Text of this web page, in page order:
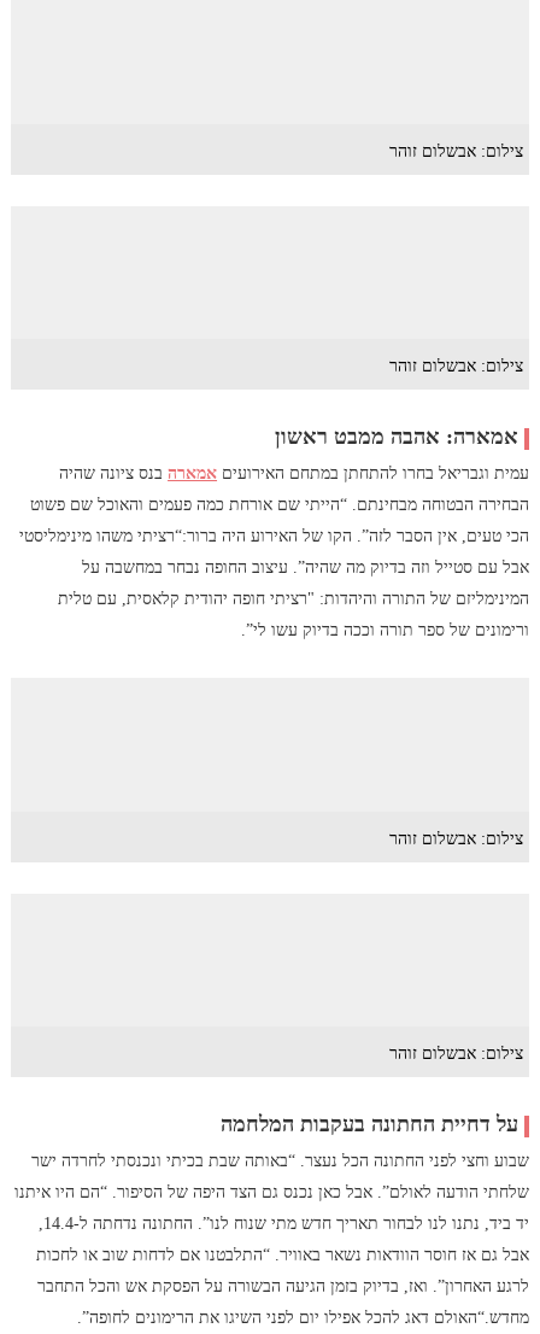
צילום: אבשלום זוהר
צילום: אבשלום זוהר
אמארה: אהבה ממבט ראשון
עמית וגבריאל בחרו להתחתן במתחם האירועים אמארהבנס ציונה שהיה
הבחירה הבטוחה מבחינתם. “הייתי שם אורחת כמה פעמים והאוכל שם פשוט
הכי טעים, אין הסבר לזה”. הקו של האירוע היה ברור:“רציתי משהו מינימליסטי
אבל עם סטייל וזה בדיוק מה שהיה”. עיצוב החופה נבחר במחשבה על
המינימליזם של התורה והיהדות: "רציתי חופה יהודית קלאסית, עם טלית
ורימונים של ספר תורה וככה בדיוק עשו לי”.
צילום: אבשלום זוהר
צילום: אבשלום זוהר
על דחיית החתונה בעקבות המלחמה
שבוע וחצי לפני החתונה הכל נעצר. “באותה שבת בכיתי ונכנסתי לחרדה ישר
שלחתי הודעה לאולם”. אבל כאן נכנס גם הצד היפה של הסיפור. “הם היו איתנו
יד ביד, נתנו לנו לבחור תאריך חדש מתי שנוח לנו”. החתונה נדחתה ל-14.4,
אבל גם אז חוסר הוודאות נשאר באוויר. “התלבטנו אם לדחות שוב או לחכות
לרגע האחרון”. ואז, בדיוק בזמן הגיעה הבשורה על הפסקת אש והכל התחבר
מחדש.“האולם דאג להכל אפילו יום לפני השיגו את הרימונים לחופה”.